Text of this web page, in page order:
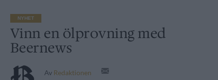
NYHET
Vinn en ölprovning med
Beernews
Av Redaktionen